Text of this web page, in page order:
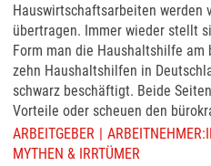
Hauswirtschaftsarbeiten werden
übertragen. Immer wieder stellt
Form man die Haushaltshilfe
zehn Haushaltshilfen in
schwarz beschäftigt. Beide
Vorteile oder scheuen den
ARBEITGEBER
MYTHEN & IRRTÜMER